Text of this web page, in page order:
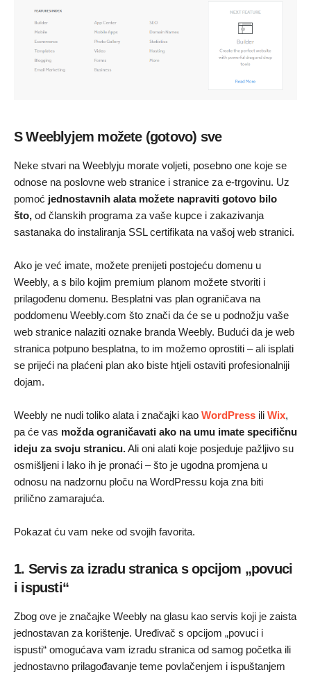
S Weeblyjem možete (gotovo) sve
Neke stvari na Weeblyju morate voljeti, posebno one koje se
odnose na poslovne web stranice i stranice za e-trgovinu. Uz
pomoć jednostavnih alata možete napraviti gotovo bilo
što, od članskih programa za vaše kupce i zakazivanja
sastanaka do instaliranja SSL certifikata na vašoj web stranici.
Ako je već imate, možete prenijeti postojeću domenu u
Weebly, a s bilo kojim premium planom možete stvoriti i
prilagođenu domenu. Besplatni vas plan ograničava na
poddomenu Weebly.com što znači da će se u podnožju vaše
web stranice nalaziti oznake branda Weebly. Budući da je web
stranica potpuno besplatna, to im možemo oprostiti – ali isplati
se prijeći na plaćeni plan ako biste htjeli ostaviti profesionalniji
dojam.
Weebly ne nudi toliko alata i značajki kao WordPress ili Wix,
pa će vas možda ograničavati ako na umu imate specifičnu
ideju za svoju stranicu.Ali oni alati koje posjeduje pažljivo su
osmišljeni i lako ih je pronaći – što je ugodna promjena u
odnosu na nadzornu ploču na WordPressu koja zna biti
prilično zamarajuća.
Pokazat ću vam neke od svojih favorita.
1. Servis za izradu stranica s opcijom „povuci
i ispusti“
Zbog ove je značajke Weebly na glasu kao servis koji je zaista
jednostavan za korištenje. Uređivač s opcijom „povuci i
ispusti“ omogućava vam izradu stranica od samog početka ili
jednostavno prilagođavanje teme povlačenjem i ispuštanjem